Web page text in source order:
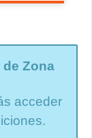
Zona
acceder